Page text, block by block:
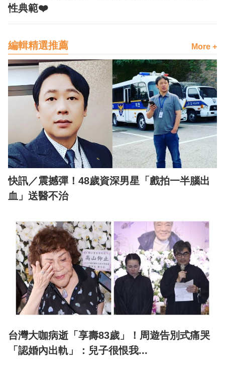
性典範❤️
編輯精選推薦 More +
快訊／震撼彈！48歲資深男星「戲拍一半腦出
血」送醫不治
台灣大咖病逝「享壽83歲」！周遊告別式痛哭
「認婚內出軌」：兒子很恨我...